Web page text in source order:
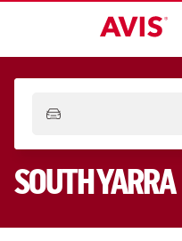
SOUTH YARRA